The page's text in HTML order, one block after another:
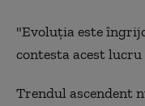
"Evoluția este
contesta acest
Trendul ascendent